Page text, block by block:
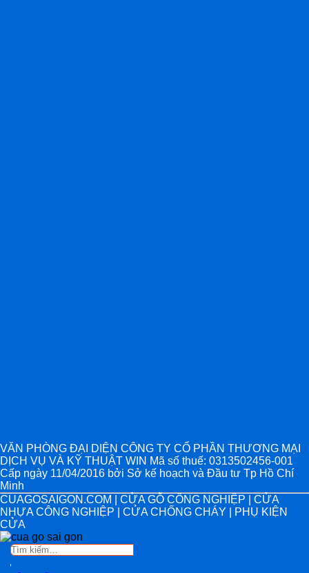
VĂN PHÒNG ĐẠI DIỆN CÔNG TY CỔ PHẦN THƯƠNG MẠI
DỊCH VỤ VÀ KỸ THUẬT WIN Mã số thuế: 0313502456-001
Cấp ngày 11/04/2016 bởi Sở kế hoạch và Đầu tư Tp Hồ Chí
Minh
CUAGOSAIGON.COM | CỬA GỖ CÔNG NGHIỆP | CỬA
NHỰA CÔNG NGHIỆP | CỬA CHỐNG CHÁY | PHỤ KIỆN
CỬA
Tìm